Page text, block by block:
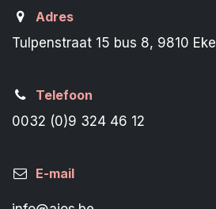
Adres
Tulpenstraat 15 bus 8, 9810 Eke
Telefoon
0032 (0)9 324 46 12
E-mail